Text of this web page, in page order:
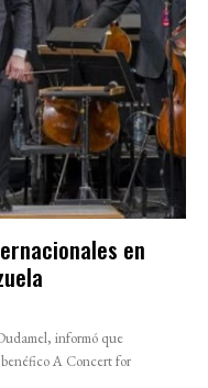
en
informó que
A Concert for